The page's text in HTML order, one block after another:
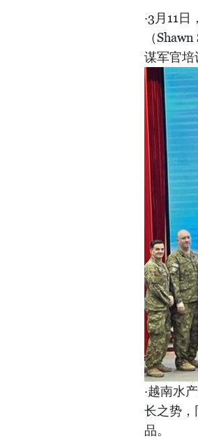
·3月11
（
谋军官培
·越南水
长之势，
品。